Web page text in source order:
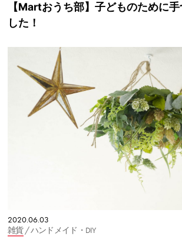
【Martおうち部】子どものために
した！
2020.06.03
雑貨/ ハンドメイド・DIY